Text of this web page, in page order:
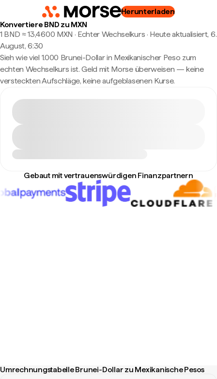
Herunterladen
Konvertiere BND zu MXN
1 BND ≈ 13,4600 MXN · Echter Wechselkurs · Heute aktualisiert, 6.
August, 6:30
Sieh wie viel 1.000 Brunei-Dollar in Mexikanischer Peso zum
echten Wechselkurs ist. Geld mit Morse überweisen — keine
versteckten Aufschläge, keine aufgeblasenen Kurse.
Gebaut mit vertrauenswürdigen Finanzpartnern
Umrechnungstabelle Brunei-Dollar zu Mexikanische Pesos